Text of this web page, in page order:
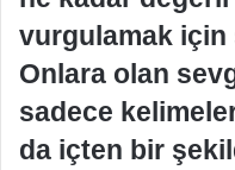
vurgulamak için
Onlara olan
sadece
da içten bir